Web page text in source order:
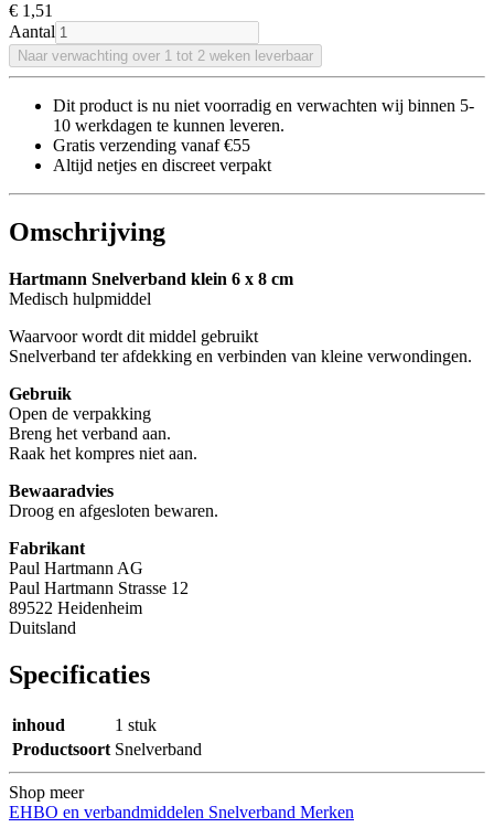
€ 1 ,51
Aantal
Naar verwachting over 1 tot 2 weken leverbaar
Dit product is nu niet voorradig en verwachten wij binnen 5-
10 werkdagen te kunnen leveren.
Gratis verzending vanaf €55
Altijd netjes en discreet verpakt
Omschrijving
Hartmann Snelverband klein 6 x 8 cm
Medisch hulpmiddel
Waarvoor wordt dit middel gebruikt
Snelverband ter afdekking en verbinden van kleine verwondingen.
Gebruik
Open de verpakking
Breng het verband aan.
Raak het kompres niet aan.
Bewaaradvies
Droog en afgesloten bewaren.
Fabrikant
Paul Hartmann AG
Paul Hartmann Strasse 12
89522 Heidenheim
Duitsland
Specificaties
inhoud
1 stuk
Productsoort Snelverband
Shop meer
EHBO en verbandmiddelen Snelverband Merken